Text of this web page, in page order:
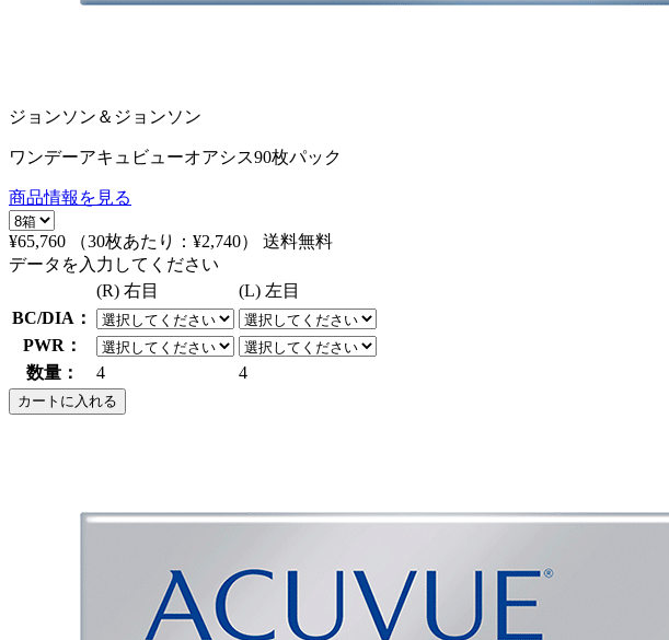
ジョンソン＆ジョンソン
ワンデーアキュビューオアシス90枚パック
商品情報を見る
¥65,760 （30枚あたり： ¥2,740）
送料無料
データを入力してください
(R) 右目
(L) 左目
BC/DIA：
PWR：
数量：
4 4
カートに入れる